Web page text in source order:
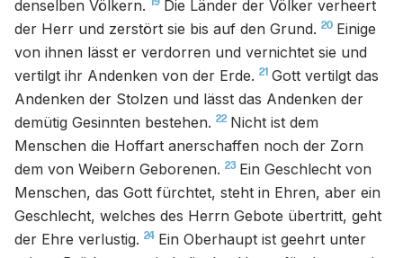
denselben Völkern.
Die Länder der Völker verheert
der Herr und zerstört sie bis auf den Grund. 20 Einige
von ihnen lässt er verdorren und vernichtet sie und
vertilgt ihr Andenken von der Erde. 21 Gott vertilgt das
Andenken der Stolzen und lässt das Andenken der
demütig Gesinnten bestehen. 22 Nicht ist dem
Menschen die Hoffart anerschaffen noch der Zorn
dem von Weibern Geborenen. 23 Ein Geschlecht von
Menschen, das Gott fürchtet, steht in Ehren, aber ein
Geschlecht, welches des Herrn Gebote übertritt, geht
der Ehre verlustig. 24 Ein Oberhaupt ist geehrt unter